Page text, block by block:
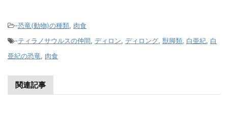
-恐竜(動物)の種類, 肉食
-ティラノサウルスの仲間, ディロン, ディロング, 獣脚類, 白亜紀, 白
亜紀の恐竜, 肉食
関連記事